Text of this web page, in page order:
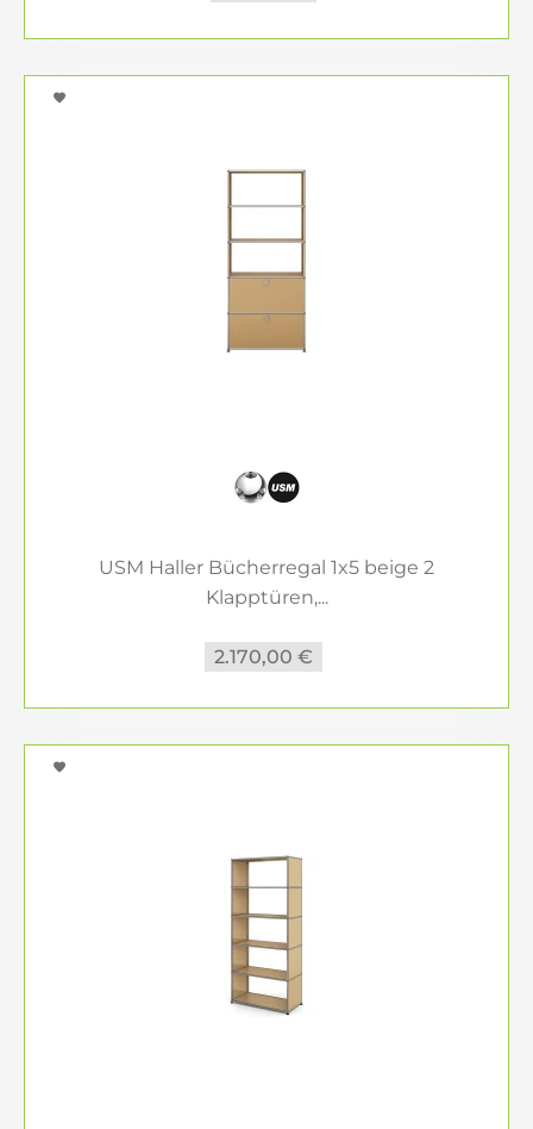
USM Haller Bücherregal 1x5 beige 2
Klapptüren,...
2.170,00 €